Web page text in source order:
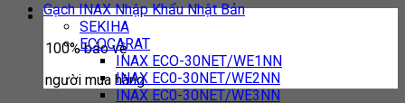
100% bảo vệ
người mua hàng
Gạch INAX Nhập Khẩu Nhật Bản
SEKIHA
ECOCARAT
INAX ECO-30NET/WE1NN
INAX EC0-30NET/WE2NN
INAX EC0-30NET/WE3NN